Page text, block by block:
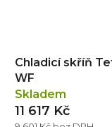
Chladicí skříň
WF
Skladem
11 617 Kč